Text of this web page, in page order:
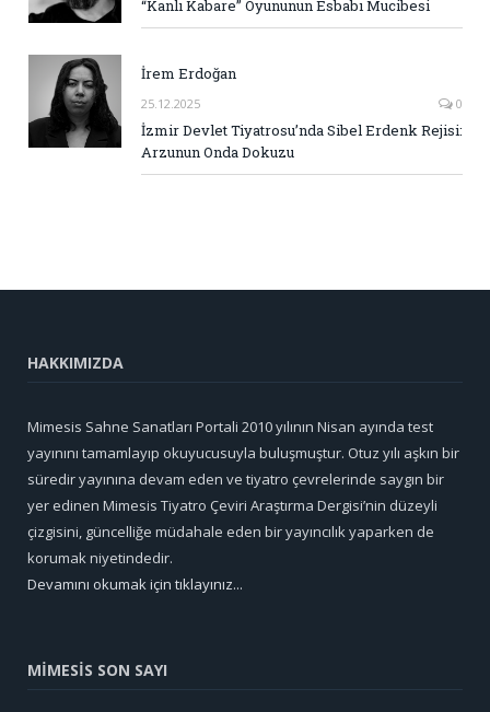
“Kanlı Kabare” Oyununun Esbabı Mucibesi
İrem Erdoğan
25.12.2025 0
İzmir Devlet Tiyatrosu’nda Sibel Erdenk Rejisi:
Arzunun Onda Dokuzu
HAKKIMIZDA
Mimesis Sahne Sanatları Portali 2010 yılının Nisan ayında test
yayınını tamamlayıp okuyucusuyla buluşmuştur. Otuz yılı aşkın bir
süredir yayınına devam eden ve tiyatro çevrelerinde saygın bir
yer edinen Mimesis Tiyatro Çeviri Araştırma Dergisi’nin düzeyli
çizgisini, güncelliğe müdahale eden bir yayıncılık yaparken de
korumak niyetindedir.
Devamını okumak için tıklayınız...
MİMESİS SON SAYI